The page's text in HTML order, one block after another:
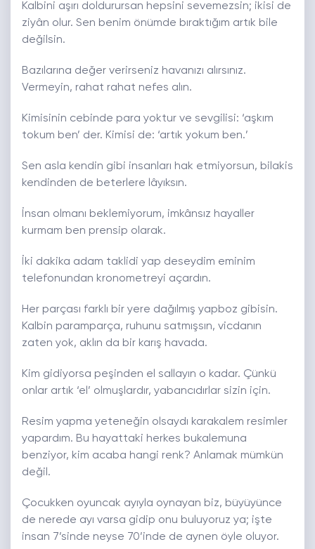
Kalbini aşırı doldurursan hepsini sevemezsin; ikisi de
ziyân olur. Sen benim önümde bıraktığım artık bile
değilsin.
Bazılarına değer verirseniz havanızı alırsınız.
Vermeyin, rahat rahat nefes alın.
Kimisinin cebinde para yoktur ve sevgilisi: ‘aşkım
tokum ben’ der. Kimisi de: ‘artık yokum ben.’
Sen asla kendin gibi insanları hak etmiyorsun, bilakis
kendinden de beterlere lâyıksın.
İnsan olmanı beklemiyorum, imkânsız hayaller
kurmam ben prensip olarak.
İki dakika adam taklidi yap deseydim eminim
telefonundan kronometreyi açardın.
Her parçası farklı bir yere dağılmış yapboz gibisin.
Kalbin paramparça, ruhunu satmışsın, vicdanın
zaten yok, aklın da bir karış havada.
Kim gidiyorsa peşinden el sallayın o kadar. Çünkü
onlar artık ‘el’ olmuşlardır, yabancıdırlar sizin için.
Resim yapma yeteneğin olsaydı karakalem resimler
yapardım. Bu hayattaki herkes bukalemuna
benziyor, kim acaba hangi renk? Anlamak mümkün
değil.
Çocukken oyuncak ayıyla oynayan biz, büyüyünce
de nerede ayı varsa gidip onu buluyoruz ya; işte
insan 7’sinde neyse 70’inde de aynen öyle oluyor.